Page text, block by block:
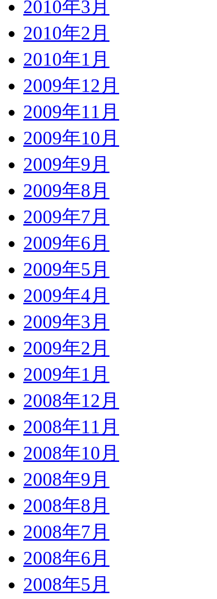
2010年3月
2010年2月
2010年1月
2009年12月
2009年11月
2009年10月
2009年9月
2009年8月
2009年7月
2009年6月
2009年5月
2009年4月
2009年3月
2009年2月
2009年1月
2008年12月
2008年11月
2008年10月
2008年9月
2008年8月
2008年7月
2008年6月
2008年5月